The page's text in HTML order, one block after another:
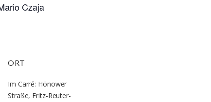
Czaja
ORT
Im Carré: Hönower
Straße, Fritz-Reuter-